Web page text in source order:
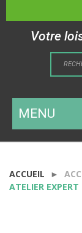
Votre
MENU
ACCUEIL
ATELIER